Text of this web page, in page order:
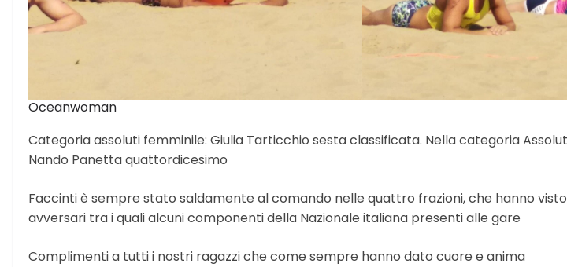
Oceanwoman
Categoria assoluti femminile: Giulia Tarticchio sesta classificata. Nella categoria
Nando Panetta quattordicesimo
Faccinti è sempre stato saldamente al comando nelle quattro frazioni, che hanno
avversari tra i quali alcuni componenti della Nazionale italiana presenti alle gare
Complimenti a tutti i nostri ragazzi che come sempre hanno dato cuore e anima